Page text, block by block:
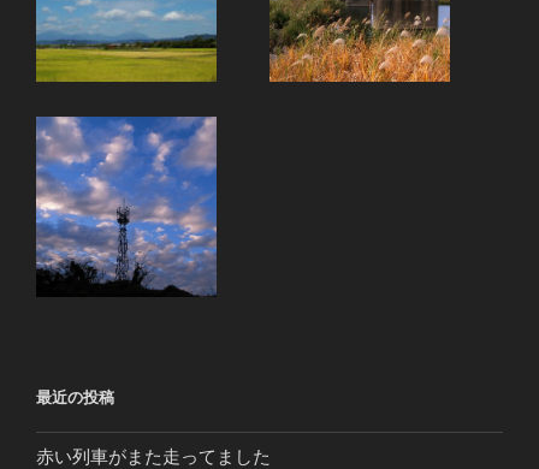
最近の投稿
赤い列車がまた走ってました